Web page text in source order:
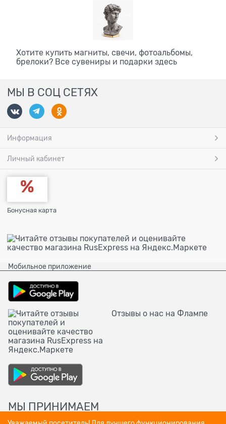
Хотите купить магниты, свечи, фотоальбомы,
брелоки? Все сувениры и подарки здесь
МЫ В СОЦ СЕТЯХ
Информация
Личный кабинет
Бонусная карта
Мобильное приложение
Отзывы о нас на Флампе
МЫ ПРИНИМАЕМ